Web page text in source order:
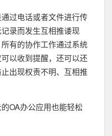
过电话或者文件进行传
录而发生互相推诿现
有的协作工作通过系统
以收到提醒，还可以还
出现权责不明、互相推
OA办公应用也能轻松